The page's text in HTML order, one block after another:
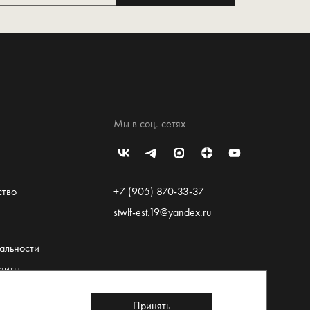
Мы в соц. сетях
+7 (905) 870-33-37
stwlf-est.19@yandex.ru
Принять